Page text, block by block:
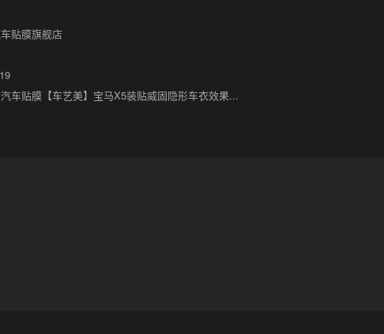
贴膜旗舰店
车贴膜【车艺美】宝马X5装贴威固隐形车衣效果...